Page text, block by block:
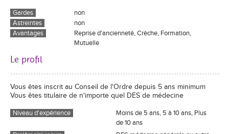
Gardes
non
Astreintes
non
Avantages
Reprise d'ancienneté, Crèche, Formation,
Mutuelle
Le profil
Vous êtes inscrit au Conseil de l'Ordre depuis 5 ans minimum
Vous êtes titulaire de n'importe quel DES de médecine
Niveau d'expérience
Moins de 5 ans, 5 à 10 ans, Plus
de 10 ans